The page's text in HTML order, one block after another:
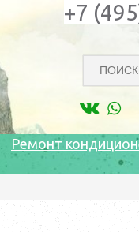
+7
Ремонт